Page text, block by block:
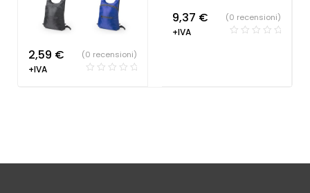
2,59 €
+IVA
(0 recensioni)
9,37 €
+IVA
(0 recensioni)